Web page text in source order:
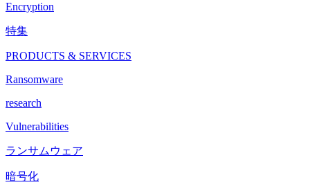
Encryption
特集
PRODUCTS & SERVICES
Ransomware
research
Vulnerabilities
ランサムウェア
暗号化